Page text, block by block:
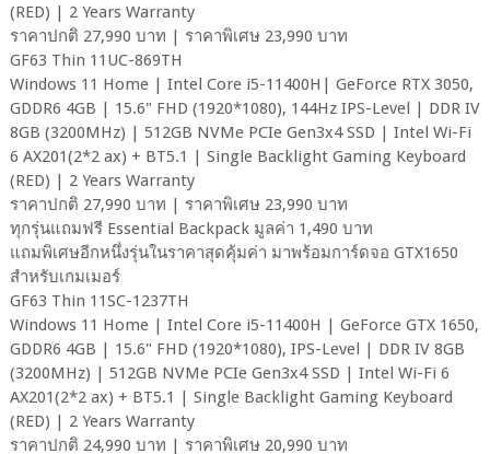
(RED) | 2 Years Warranty
ราคาปกติ 27,990 บาท | ราคาพิเศษ 23,990 บาท
GF63 Thin 11UC-869TH
Windows 11 Home | Intel Core i5-11400H| GeForce RTX 3050,
GDDR6 4GB | 15.6" FHD (1920*1080), 144Hz IPS-Level | DDR IV
8GB (3200MHz) | 512GB NVMe PCIe Gen3x4 SSD | Intel Wi-Fi
6 AX201(2*2 ax) + BT5.1 | Single Backlight Gaming Keyboard
(RED) | 2 Years Warranty
ราคาปกติ 27,990 บาท | ราคาพิเศษ 23,990 บาท
ทุกรุ่นแถมฟรี Essential Backpack มูลค่า 1,490 บาท
แถมพิเศษอีกหนึ่งรุ่นในราคาสุดคุ้มค่า มาพร้อมการ์ดจอ GTX1650
สำหรับเกมเมอร์
GF63 Thin 11SC-1237TH
Windows 11 Home | Intel Core i5-11400H | GeForce GTX 1650,
GDDR6 4GB | 15.6" FHD (1920*1080), IPS-Level | DDR IV 8GB
(3200MHz) | 512GB NVMe PCIe Gen3x4 SSD | Intel Wi-Fi 6
AX201(2*2 ax) + BT5.1 | Single Backlight Gaming Keyboard
(RED) | 2 Years Warranty
ราคาปกติ 24,990 บาท | ราคาพิเศษ 20,990 บาท